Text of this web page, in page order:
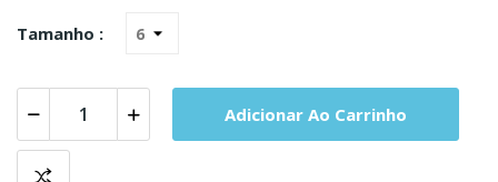
Tamanho :
Adicionar Ao Carrinho